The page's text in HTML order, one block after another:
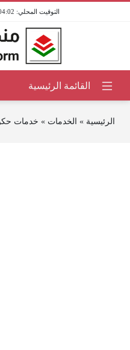
5:04:02 ص / 6
الرئيسية » الخدمات » خدمات